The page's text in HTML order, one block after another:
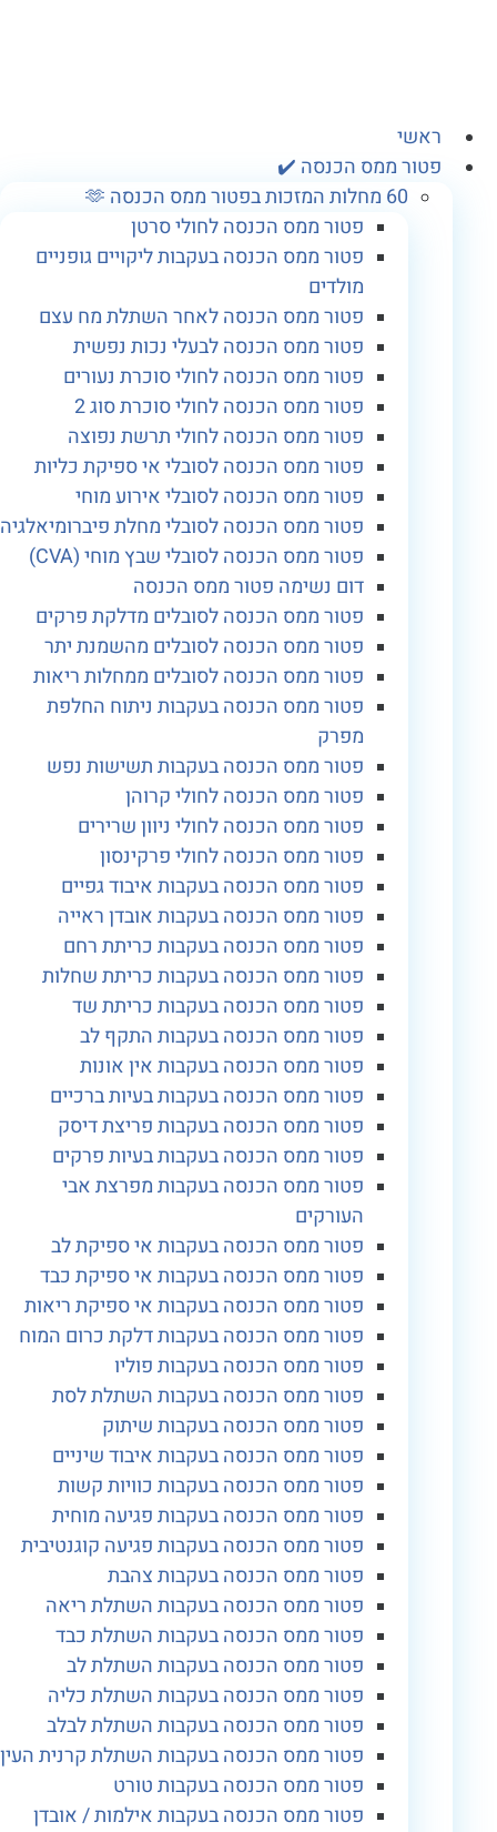
ממס הכנסה ✔️
פטור ממס הכנסה לחולי סרטן
פטור ממס הכנסה בעקבות ליקויים גופניים
פטור ממס הכנסה לאחר השתלת מח עצם
פטור ממס הכנסה לבעלי נכות נפשית
פטור ממס הכנסה לחולי סוכרת נעורים
פטור ממס הכנסה לחולי סוכרת סוג 2
פטור ממס הכנסה לחולי תרשת נפוצה
פטור ממס הכנסה לסובלי אי ספיקת כליות
פטור ממס הכנסה לסובלי אירוע מוחי
פטור ממס הכנסה לסובלי מחלת פיברומיאלגיה
פטור ממס הכנסה לסובלי שבץ מוחי (CVA)
דום נשימה פטור ממס הכנסה
פטור ממס הכנסה לסובלים מדלקת פרקים
פטור ממס הכנסה לסובלים מהשמנת יתר
פטור ממס הכנסה לסובלים ממחלות ריאות
פטור ממס הכנסה בעקבות ניתוח החלפת
פטור ממס הכנסה בעקבות תשישות נפש
פטור ממס הכנסה לחולי קרוהן
פטור ממס הכנסה לחולי ניוון שרירים
פטור ממס הכנסה לחולי פרקינסון
פטור ממס הכנסה בעקבות איבוד גפיים
פטור ממס הכנסה בעקבות אובדן ראייה
פטור ממס הכנסה בעקבות כריתת רחם
פטור ממס הכנסה בעקבות כריתת שחלות
פטור ממס הכנסה בעקבות כריתת שד
פטור ממס הכנסה בעקבות התקף לב
פטור ממס הכנסה בעקבות אין אונות
פטור ממס הכנסה בעקבות בעיות ברכיים
פטור ממס הכנסה בעקבות פריצת דיסק
פטור ממס הכנסה בעקבות בעיות פרקים
פטור ממס הכנסה בעקבות מפרצת אבי
העורקים
פטור ממס הכנסה בעקבות אי ספיקת לב
פטור ממס הכנסה בעקבות אי ספיקת כבד
פטור ממס הכנסה בעקבות אי ספיקת ריאות
פטור ממס הכנסה בעקבות דלקת כרום המוח
פטור ממס הכנסה בעקבות פוליו
פטור ממס הכנסה בעקבות השתלת לסת
פטור ממס הכנסה בעקבות שיתוק
פטור ממס הכנסה בעקבות איבוד שיניים
פטור ממס הכנסה בעקבות כוויות קשות
פטור ממס הכנסה בעקבות פגיעה מוחית
פטור ממס הכנסה בעקבות פגיעה קוגנטיבית
פטור ממס הכנסה בעקבות צהבת
פטור ממס הכנסה בעקבות השתלת ריאה
פטור ממס הכנסה בעקבות השתלת כבד
פטור ממס הכנסה בעקבות השתלת לב
פטור ממס הכנסה בעקבות השתלת כליה
פטור ממס הכנסה בעקבות השתלת לבלב
פטור ממס הכנסה בעקבות השתלת קרנית העין
פטור ממס הכנסה בעקבות טורט
פטור ממס הכנסה בעקבות אילמות / אובדן